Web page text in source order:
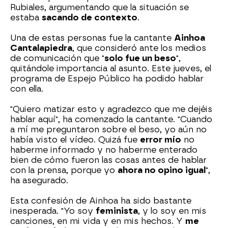
Rubiales, argumentando que la situación se
estaba sacando de contexto.
Una de estas personas fue la cantante Ainhoa
Cantalapiedra, que consideró ante los medios
de comunicación que "solo fue un beso",
quitándole importancia al asunto. Este jueves, el
programa de Espejo Público ha podido hablar
con ella.
"Quiero matizar esto y agradezco que me dejéis
hablar aquí", ha comenzado la cantante. "Cuando
a mí me preguntaron sobre el beso, yo aún no
había visto el vídeo. Quizá fue error mío no
haberme informado y no haberme enterado
bien de cómo fueron las cosas antes de hablar
con la prensa, porque yo ahora no opino igual ",
ha asegurado.
Esta confesión de Ainhoa ha sido bastante
inesperada. "Yo soy feminista, y lo soy en mis
canciones, en mi vida y en mis hechos. Y me